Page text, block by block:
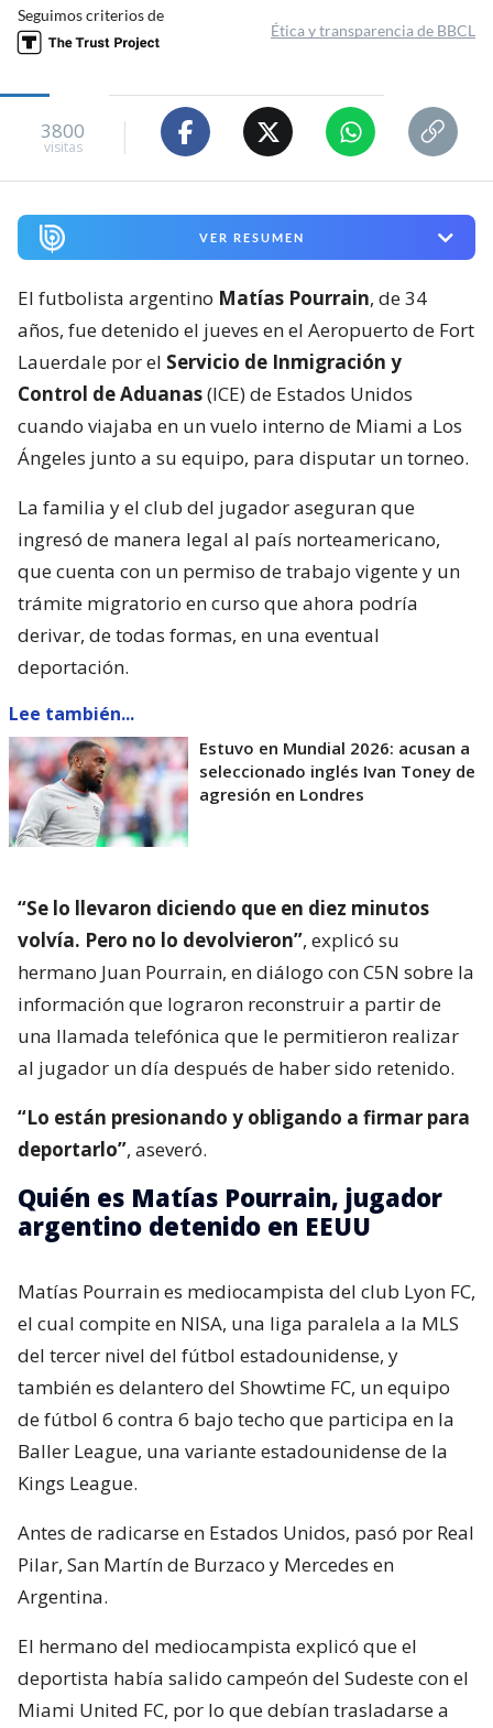
Seguimos criterios de
Ética y transparencia de BBCL
3800
visitas
VER RESUMEN
El futbolista argentino Matías Pourrain, de 34
años, fue detenido el jueves en el Aeropuerto de Fort
Lauerdale por el Servicio de Inmigración y
Control de Aduanas(ICE) de Estados Unidos
cuando viajaba en un vuelo interno de Miami a Los
Ángeles junto a su equipo, para disputar un torneo.
La familia y el club del jugador aseguran que
ingresó de manera legal al país norteamericano,
que cuenta con un permiso de trabajo vigente y un
trámite migratorio en curso que ahora podría
derivar, de todas formas, en una eventual
deportación.
Lee también...
Estuvo en Mundial 2026: acusan a
seleccionado inglés Ivan Toney de
agresión en Londres
“Se lo llevaron diciendo que en diez minutos
volvía. Pero no lo devolvieron”, explicó su
hermano Juan Pourrain, en diálogo con C5N sobre la
información que lograron reconstruir a partir de
una llamada telefónica que le permitieron realizar
al jugador un día después de haber sido retenido.
“Lo están presionando y obligando a firmar para
deportarlo”, aseveró.
Quién es Matías Pourrain, jugador
argentino detenido en EEUU
Matías Pourrain es mediocampista del club Lyon FC,
el cual compite en NISA, una liga paralela a la MLS
del tercer nivel del fútbol estadounidense, y
también es delantero del Showtime FC, un equipo
de fútbol 6 contra 6 bajo techo que participa en la
Baller League, una variante estadounidense de la
Kings League.
Antes de radicarse en Estados Unidos, pasó por Real
Pilar, San Martín de Burzaco y Mercedes en
Argentina.
El hermano del mediocampista explicó que el
deportista había salido campeón del Sudeste con el
Miami United FC, por lo que debían trasladarse a